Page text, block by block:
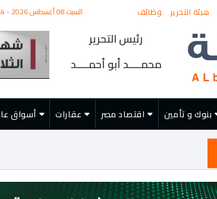
هيئة التحرير وظائف السبت 08 أغسطس 2026 - 24 صفر 1448 - 07:00 القاهرة
رئيس التحرير
محمــــد أبو أحمــــد
بنوك و تأمين اقتصاد مصر عقارات أسواق